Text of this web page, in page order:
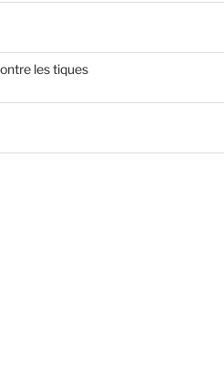
les tiques